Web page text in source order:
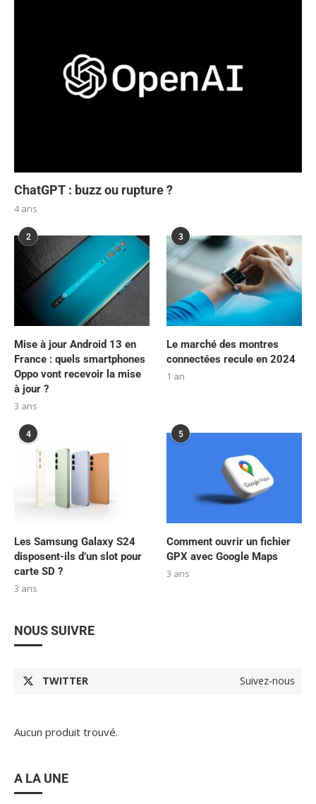
ChatGPT : buzz ou rupture ?
4 ans
2
Mise à jour Android 13 en
France : quels smartphones
Oppo vont recevoir la mise
à jour ?
3 ans
3
Le marché des montres
connectées recule en 2024
1 an
4
Les Samsung Galaxy S24
disposent-ils d’un slot pour
carte SD ?
3 ans
5
Comment ouvrir un fichier
GPX avec Google Maps
3 ans
NOUS SUIVRE
TWITTER Suivez-nous
Aucun produit trouvé.
A LA UNE